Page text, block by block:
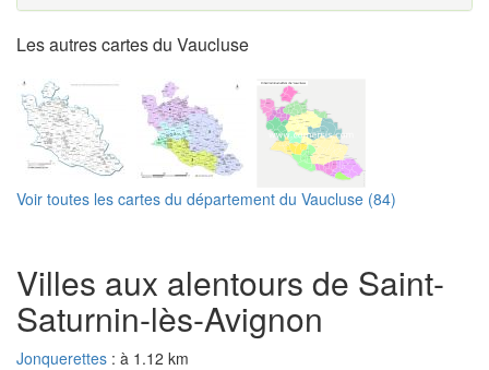
Les autres cartes du Vaucluse
Voir toutes les cartes du département du Vaucluse (84)
Villes aux alentours de Saint-
Saturnin-lès-Avignon
Jonquerettes : à 1.12 km